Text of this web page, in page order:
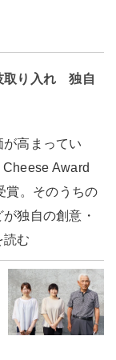
取り入れ 独自
高まってい
Award
賞。そのうちの
独自の創意・
む